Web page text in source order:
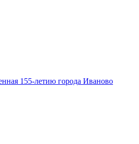
155-летию города Иваново